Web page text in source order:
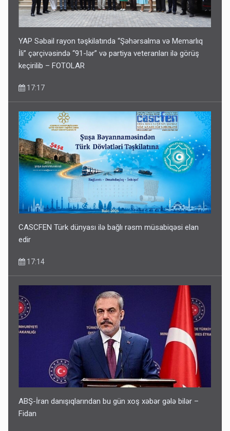
YAP Səbail rayon təşkilatında “Şəhərsalma və Memarlıq
İli” çərçivəsində “91-lər” və partiya veteranları ilə görüş
keçirilib – FOTOLAR
17:17
CASCFEN Türk dünyası ilə bağlı rəsm müsabiqəsi elan
edir
17:14
ABŞ-İran danışıqlarından bu gün xoş xəbər gələ bilər –
Fidan